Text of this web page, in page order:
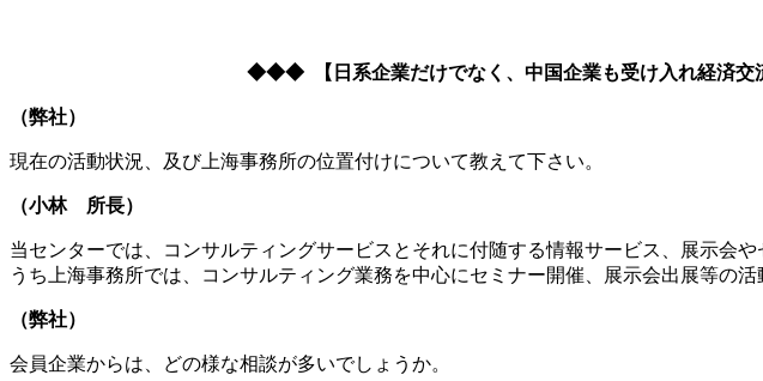
◆◆◆ 【日系企業だけでなく、中国企業も受け入れ経済
（弊社）
現在の活動状況、及び上海事務所の位置付けについて教えて下さい。
（小林 所長）
当センターでは、コンサルティングサービスとそれに付随する情報サービス、展示会
うち上海事務所では、コンサルティング業務を中心にセミナー開催、展示会出展等の活
（弊社）
会員企業からは、どの様な相談が多いでしょうか。